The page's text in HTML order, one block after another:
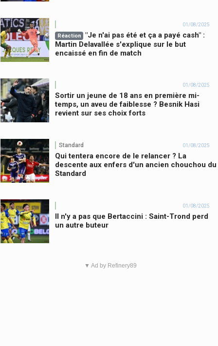
01/08/2025
Réaction
"Je n'ai pas été et ça a payé cash" :
Martin Delavallée s'explique sur le but
encaissé en fin de match
01/08/2025
Sortir un jeune de 18 ans en première mi-
temps, un aveu de faiblesse ? Besnik Hasi
revient sur ses choix forts
Standard 01/08/2025
Qui tentera encore de le relancer ? La
descente aux enfers d'un ancien chouchou du
Standard
01/08/2025
Il n'y a pas que Bertaccini : Saint-Trond perd
un autre buteur
▼ Ad by Refinery89